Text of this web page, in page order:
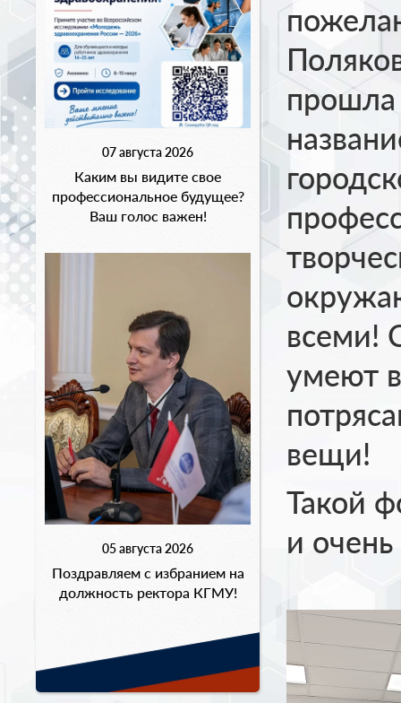
07 августа 2026
Каким вы видите свое
профессиональное будущее?
Ваш голос важен!
05 августа 2026
Поздравляем с избранием на
должность ректора КГМУ!
прошла
всеми!
умеют
вещи!
Такой
и